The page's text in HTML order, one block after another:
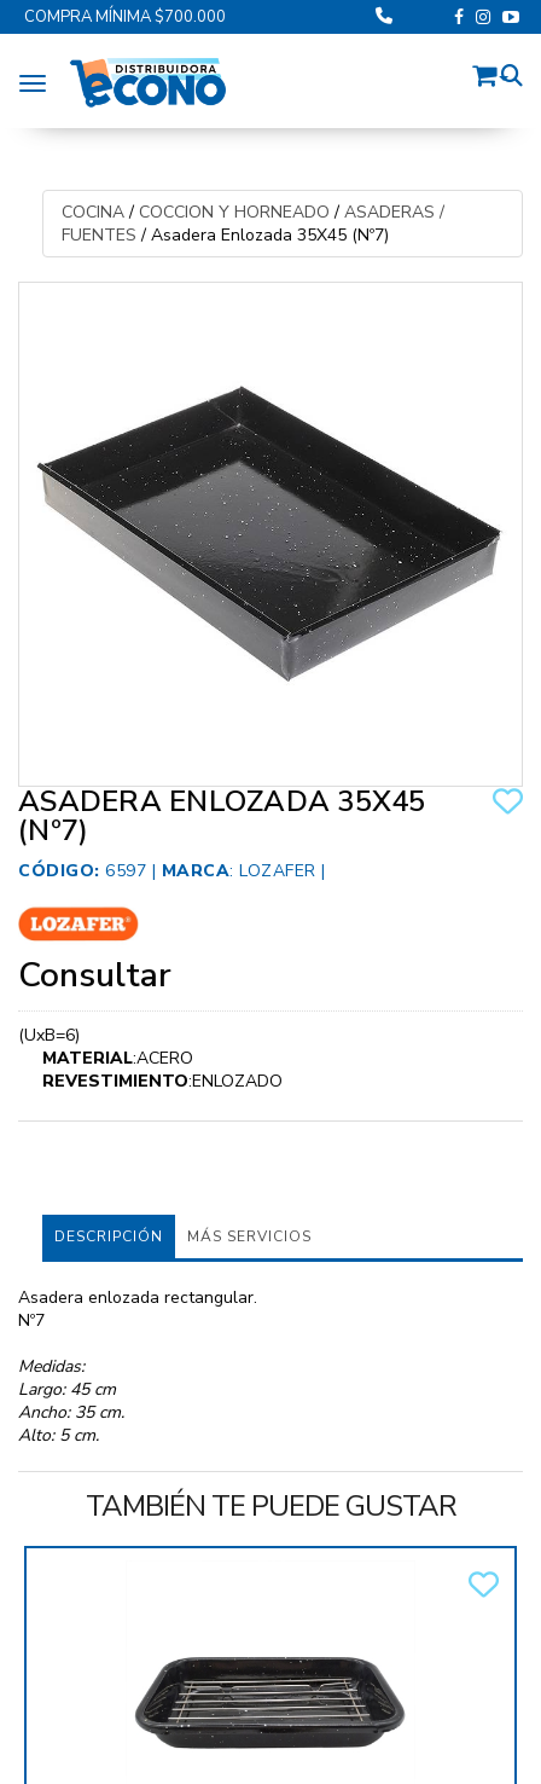
COMPRA MÍNIMA $700.000
Toggle navigation
COCINA/ COCCION Y HORNEADO / ASADERAS /
FUENTES / Asadera Enlozada 35X45 (Nº7)
ASADERA ENLOZADA 35X45
(Nº7)
CÓDIGO: 6597 | MARCA: LOZAFER |
Consultar
(UxB=6)
MATERIAL:ACERO
REVESTIMIENTO:ENLOZADO
DESCRIPCIÓN MÁS SERVICIOS
Asadera enlozada rectangular.
Nº7
Medidas:
Largo: 45 cm
Ancho: 35 cm.
Alto: 5 cm.
TAMBIÉN TE PUEDE GUSTAR